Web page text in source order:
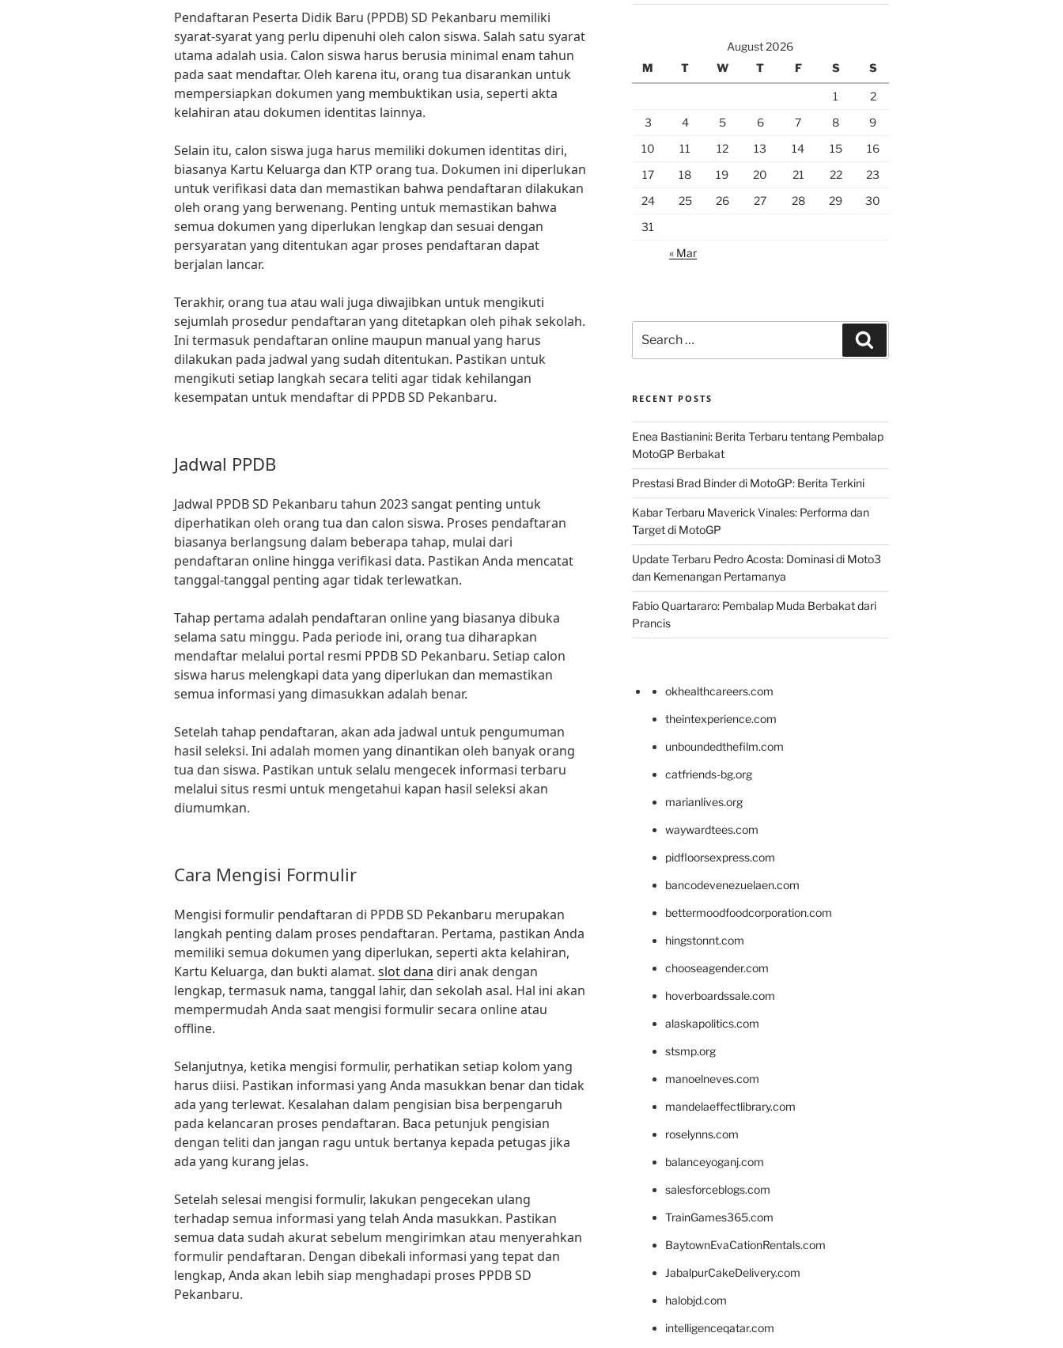
Pendaftaran Peserta Didik Baru (PPDB) SD Pekanbaru memiliki
syarat-syarat yang perlu dipenuhi oleh calon siswa. Salah satu syarat
utama adalah usia. Calon siswa harus berusia minimal enam tahun
pada saat mendaftar. Oleh karena itu, orang tua disarankan untuk
mempersiapkan dokumen yang membuktikan usia, seperti akta
kelahiran atau dokumen identitas lainnya.
Selain itu, calon siswa juga harus memiliki dokumen identitas diri,
biasanya Kartu Keluarga dan KTP orang tua. Dokumen ini diperlukan
untuk verifikasi data dan memastikan bahwa pendaftaran dilakukan
oleh orang yang berwenang. Penting untuk memastikan bahwa
semua dokumen yang diperlukan lengkap dan sesuai dengan
persyaratan yang ditentukan agar proses pendaftaran dapat
berjalan lancar.
Terakhir, orang tua atau wali juga diwajibkan untuk mengikuti
sejumlah prosedur pendaftaran yang ditetapkan oleh pihak sekolah.
Ini termasuk pendaftaran online maupun manual yang harus
dilakukan pada jadwal yang sudah ditentukan. Pastikan untuk
mengikuti setiap langkah secara teliti agar tidak kehilangan
kesempatan untuk mendaftar di PPDB SD Pekanbaru.
Jadwal PPDB
Jadwal PPDB SD Pekanbaru tahun 2023 sangat penting untuk
diperhatikan oleh orang tua dan calon siswa. Proses pendaftaran
biasanya berlangsung dalam beberapa tahap, mulai dari
pendaftaran online hingga verifikasi data. Pastikan Anda mencatat
tanggal-tanggal penting agar tidak terlewatkan.
Tahap pertama adalah pendaftaran online yang biasanya dibuka
selama satu minggu. Pada periode ini, orang tua diharapkan
mendaftar melalui portal resmi PPDB SD Pekanbaru. Setiap calon
siswa harus melengkapi data yang diperlukan dan memastikan
semua informasi yang dimasukkan adalah benar.
Setelah tahap pendaftaran, akan ada jadwal untuk pengumuman
hasil seleksi. Ini adalah momen yang dinantikan oleh banyak orang
tua dan siswa. Pastikan untuk selalu mengecek informasi terbaru
melalui situs resmi untuk mengetahui kapan hasil seleksi akan
diumumkan.
Cara Mengisi Formulir
Mengisi formulir pendaftaran di PPDB SD Pekanbaru merupakan
langkah penting dalam proses pendaftaran. Pertama, pastikan Anda
memiliki semua dokumen yang diperlukan, seperti akta kelahiran,
Kartu Keluarga, dan bukti alamat. slot dana diri anak dengan
lengkap, termasuk nama, tanggal lahir, dan sekolah asal. Hal ini akan
mempermudah Anda saat mengisi formulir secara online atau
offline.
Selanjutnya, ketika mengisi formulir, perhatikan setiap kolom yang
harus diisi. Pastikan informasi yang Anda masukkan benar dan tidak
ada yang terlewat. Kesalahan dalam pengisian bisa berpengaruh
pada kelancaran proses pendaftaran. Baca petunjuk pengisian
dengan teliti dan jangan ragu untuk bertanya kepada petugas jika
ada yang kurang jelas.
Setelah selesai mengisi formulir, lakukan pengecekan ulang
terhadap semua informasi yang telah Anda masukkan. Pastikan
semua data sudah akurat sebelum mengirimkan atau menyerahkan
formulir pendaftaran. Dengan dibekali informasi yang tepat dan
lengkap, Anda akan lebih siap menghadapi proses PPDB SD
Pekanbaru.
August 2026
M
T W T F S S
1
2
3
4 5 6 7 8
9
10
11 12 13 14 15
16
17
18 19 20 21 22
23
24
25 26 27 28 29
30
31
« Mar
for:
RECENT POSTS
Enea Bastianini: Berita Terbaru tentang Pembalap
MotoGP Berbakat
Prestasi Brad Binder di MotoGP: Berita Terkini
Kabar Terbaru Maverick Vinales: Performa dan
Target di MotoGP
Update Terbaru Pedro Acosta: Dominasi di Moto3
dan Kemenangan Pertamanya
Fabio Quartararo: Pembalap Muda Berbakat dari
Prancis
okhealthcareers.com
theintexperience.com
unboundedthefilm.com
catfriends-bg.org
marianlives.org
waywardtees.com
pidfloorsexpress.com
bancodevenezuelaen.com
bettermoodfoodcorporation.com
hingstonnt.com
chooseagender.com
hoverboardssale.com
alaskapolitics.com
stsmp.org
manoelneves.com
mandelaeffectlibrary.com
roselynns.com
balanceyoganj.com
salesforceblogs.com
TrainGames365.com
BaytownEvaCationRentals.com
JabalpurCakeDelivery.com
halobjd.com
intelligenceqatar.com